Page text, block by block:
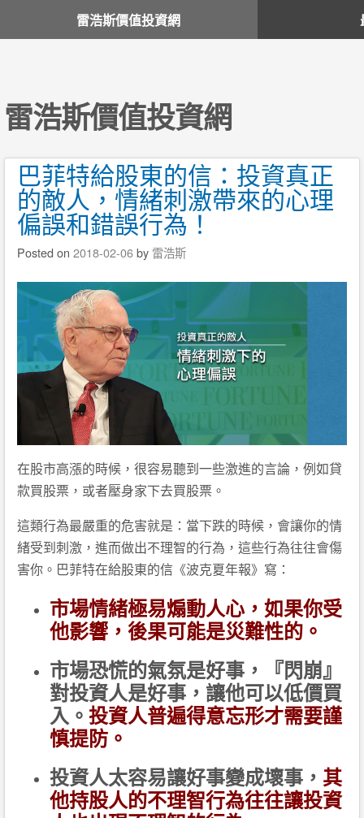
雷浩斯價值投資網
雷浩斯價值投資網
巴菲特給股東的信：投資真正
的敵人，情緒刺激帶來的心理
偏誤和錯誤行為！
Posted on 2018-02-06by 雷浩斯
在股市高漲的時候，很容易聽到一些激進的言論，例如貸
款買股票，或者壓身家下去買股票。
這類行為最嚴重的危害就是：當下跌的時候，會讓你的情
緒受到刺激，進而做出不理智的行為，這些行為往往會傷
害你。巴菲特在給股東的信《波克夏年報》寫：
市場情緒極易煽動人心，如果你受
他影響，後果可能是災難性的。
市場恐慌的氣氛是好事，『閃崩』
對投資人是好事，讓他可以低價買
入。 投資人普遍得意忘形才需要謹
慎提防。
投資人太容易讓好事變成壞事， 其
他持股人的不理智行為往往讓投資